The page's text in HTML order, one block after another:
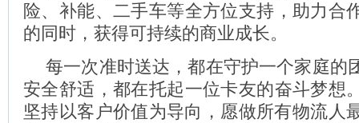
险、补能、二手车等全方位支持，助力合
的同时，获得可持续的商业成长。
每一次准时送达，都在守护一个家庭的
安全舒适，都在托起一位卡友的奋斗梦想
坚持以客户价值为导向，愿做所有物流人